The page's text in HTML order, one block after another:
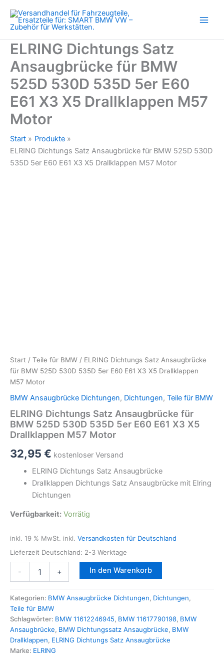
Inhalt
springen
ELRING Dichtungs Satz
Ansaugbrücke für BMW
525D 530D 535D 5er E60
E61 X3 X5 Drallklappen M57
Motor
Start
Produkte
ELRING Dichtungs Satz Ansaugbrücke für BMW 525D 530D
535D 5er E60 E61 X3 X5 Drallklappen M57 Motor
Start / Teile für BMW / ELRING Dichtungs Satz Ansaugbrücke
für BMW 525D 530D 535D 5er E60 E61 X3 X5 Drallklappen
M57 Motor
BMW Ansaugbrücke Dichtungen, Dichtungen, Teile für BMW
ELRING Dichtungs Satz Ansaugbrücke für
BMW 525D 530D 535D 5er E60 E61 X3 X5
Drallklappen M57 Motor
32,95 € kostenloser Versand
ELRING Dichtungs Satz Ansaugbrücke
Drallklappen Dichtungs Satz Ansaugbrücke mit Elring
Dichtungen
Verfügbarkeit: Vorrätig
inkl. 19 % MwSt. inkl. Versandkosten für Deutschland
Lieferzeit Deutschland: 2-3 Werktage
-
Dichtungs
Ansaugbrücke
für
BMW
525D
530D
535D
+ In den Warenkorb
Kategorien: BMW Ansaugbrücke Dichtungen, Dichtungen,
Teile für BMW
Schlagwörter: BMW 11612246945, BMW 11617790198, BMW
Ansaugbrücke, BMW Dichtungssatz Ansaugbrücke, BMW
Drallklappen, ELRING Dichtungs Satz Ansaugbrücke
Marke: ELRING
525D
530D
535D
5er
E60
E61
X3
X5
M57